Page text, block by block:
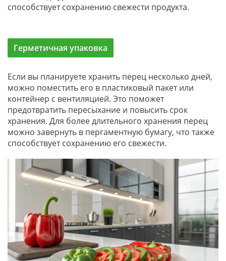
способствует сохранению свежести продукта.
Герметичная упаковка
Если вы планируете хранить перец несколько дней,
можно поместить его в пластиковый пакет или
контейнер с вентиляцией. Это поможет
предотвратить пересыхание и повысить срок
хранения. Для более длительного хранения перец
можно завернуть в пергаментную бумагу, что также
способствует сохранению его свежести.